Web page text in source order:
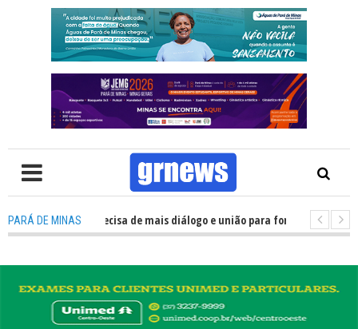
PARÁ DE MINAS
TV: Política precisa de mais diálogo e união para fortalecer Minas e